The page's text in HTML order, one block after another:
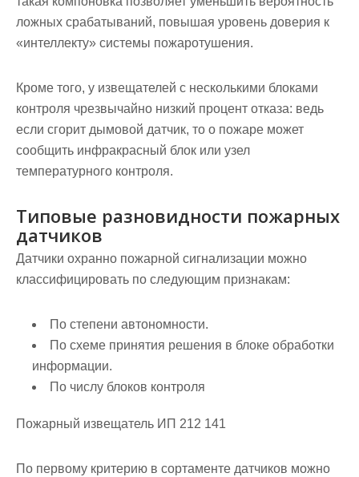
ложных срабатываний, повышая уровень доверия к
«интеллекту» системы пожаротушения.
Кроме того, у извещателей с несколькими блоками
контроля чрезвычайно низкий процент отказа: ведь
если сгорит дымовой датчик, то о пожаре может
сообщить инфракрасный блок или узел
температурного контроля.
Типовые разновидности пожарных
датчиков
Датчики охранно пожарной сигнализации можно
классифицировать по следующим признакам:
По степени автономности.
По схеме принятия решения в блоке обработки
информации.
По числу блоков контроля
Пожарный извещатель ИП 212 141
По первому критерию в сортаменте датчиков можно